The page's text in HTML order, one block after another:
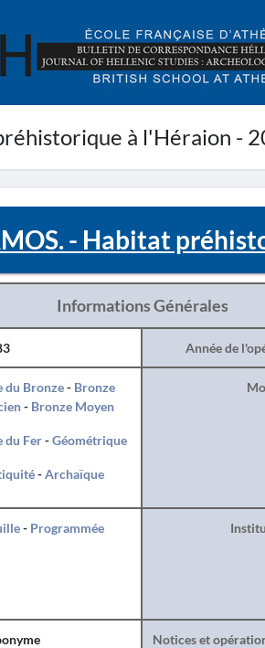
à l'Héraion -
- Habitat
Informations Générales
Année de
du Bronze- Bronze
- Bronze Moyen
du Fer-Géométrique
-Archaïque
- Programmée
Notices et